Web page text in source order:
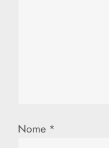
s
Nome *